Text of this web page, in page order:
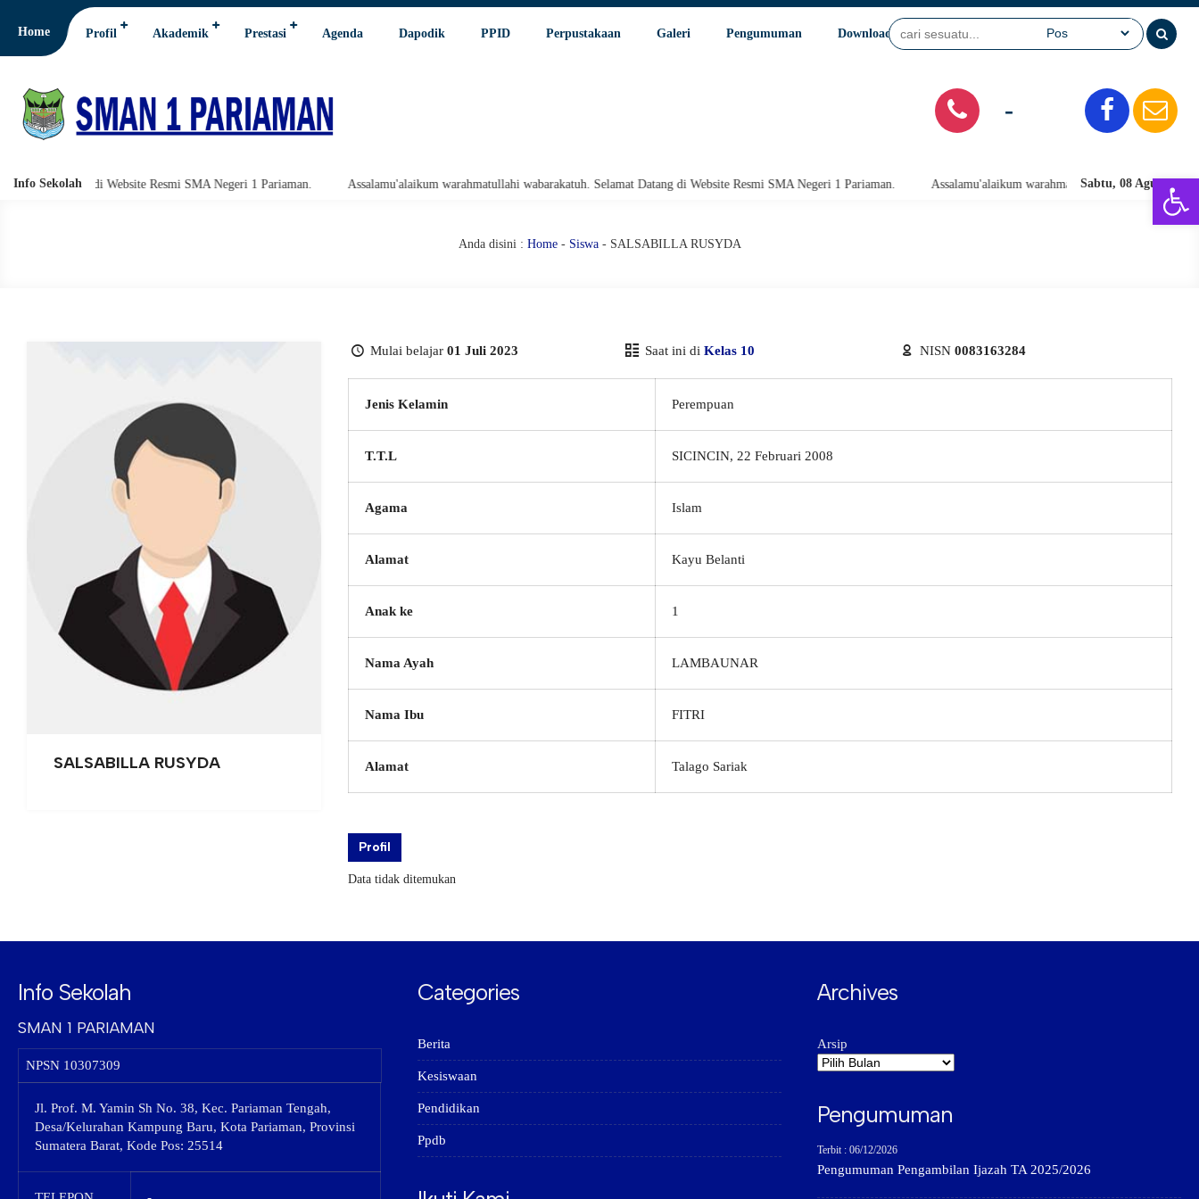
Home Profil Akademik Prestasi Agenda Dapodik PPID Perpustakaan Galeri Pengumuman Download Video
-
Info Sekolah Sabtu, 08 Agu 2026
Datang di Website Resmi SMA Negeri 1 Pariaman. Assalamu'alaikum warahmatullahi wabarakatuh. Selamat Datang di Website Resmi SMA Negeri 1 Pariaman. Assalamu'alaikum warahmatullahi wabarakatuh. Selamat
Anda disini : Home- Siswa- SALSABILLA RUSYDA
SALSABILLA RUSYDA
Mulai belajar 01 Juli 2023 Saat ini di Kelas 10 NISN 0083163284
Jenis Kelamin Perempuan
T.T.L SICINCIN, 22 Februari 2008
Agama Islam
Alamat Kayu Belanti
Anak ke 1
Nama Ayah LAMBAUNAR
Nama Ibu FITRI
Alamat Talago Sariak
Profil
Data tidak ditemukan
Info Sekolah
SMAN 1 PARIAMAN
NPSN 10307309
Jl. Prof. M. Yamin Sh No. 38, Kec. Pariaman Tengah,
Desa/Kelurahan Kampung Baru, Kota Pariaman, Provinsi
Sumatera Barat, Kode Pos: 25514
Categories
Berita
Kesiswaan
Pendidikan
Ppdb
Archives
Arsip
Pengumuman
Terbit : 06/12/2026
Pengumuman Pengambilan Ijazah TA 2025/2026